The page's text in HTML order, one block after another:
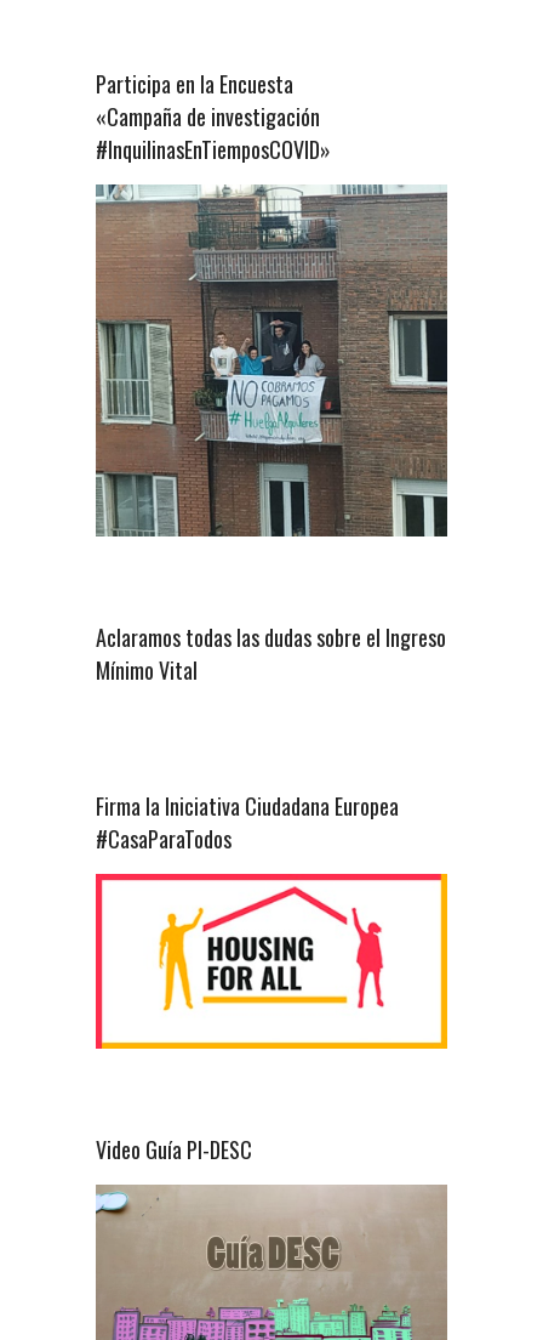
Participa en la Encuesta
«Campaña de investigación
#InquilinasEnTiemposCOVID»
Aclaramos todas las dudas sobre el Ingreso
Mínimo Vital
Firma la Iniciativa Ciudadana Europea
#CasaParaTodos
Video Guía PI-DESC